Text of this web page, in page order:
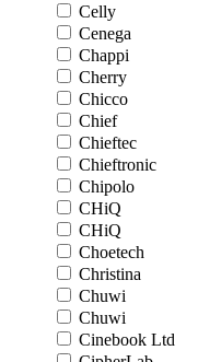
Celly
Cenega
Chappi
Cherry
Chicco
Chief
Chieftec
Chieftronic
Chipolo
CHiQ
CHiQ
Choetech
Christina
Chuwi
Chuwi
Cinebook Ltd